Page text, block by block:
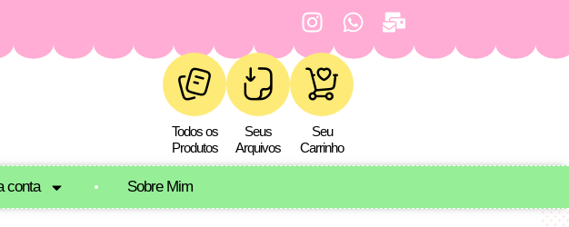
Todos os
Produtos
Seus
Arquivos
Seu
Carrinho
conta Sobre Mim